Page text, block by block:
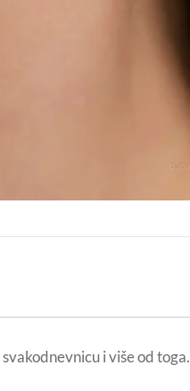
i više od toga.